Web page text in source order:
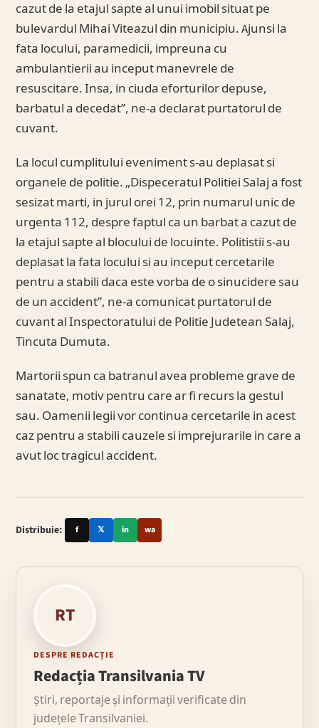
cazut de la etajul sapte al unui imobil situat pe
bulevardul Mihai Viteazul din municipiu. Ajunsi la
fata locului, paramedicii, impreuna cu
ambulantierii au inceput manevrele de
resuscitare. Insa, in ciuda eforturilor depuse,
barbatul a decedat”, ne-a declarat purtatorul de
cuvant.
La locul cumplitului eveniment s-au deplasat si
organele de politie. „Dispeceratul Politiei Salaj a fost
sesizat marti, in jurul orei 12, prin numarul unic de
urgenta 112, despre faptul ca un barbat a cazut de
la etajul sapte al blocului de locuinte. Politistii s-au
deplasat la fata locului si au inceput cercetarile
pentru a stabili daca este vorba de o sinucidere sau
de un accident”, ne-a comunicat purtatorul de
cuvant al Inspectoratului de Politie Judetean Salaj,
Tincuta Dumuta.
Martorii spun ca batranul avea probleme grave de
sanatate, motiv pentru care ar fi recurs la gestul
sau. Oamenii legii vor continua cercetarile in acest
caz pentru a stabili cauzele si imprejurarile in care a
avut loc tragicul accident.
Distribuie: f 𝕏 in wa
RT
DESPRE REDACȚIE
Redacția Transilvania TV
Știri, reportaje și informații verificate din
județele Transilvaniei.